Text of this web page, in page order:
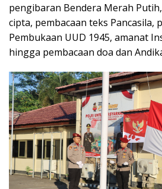
pengibaran Bendera Merah
cipta, pembacaan teks Pancasila,
Pembukaan UUD 1945, amanat
hingga pembacaan doa dan